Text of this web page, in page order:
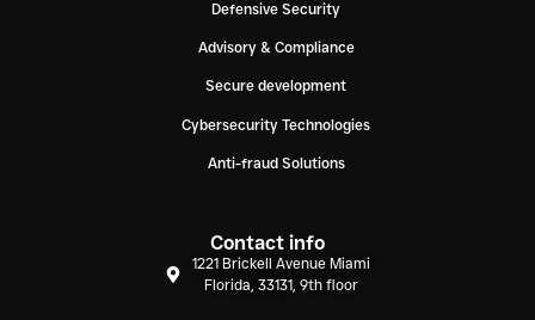
Defensive Security
Advisory & Compliance
Secure development
Cybersecurity Technologies
Anti-fraud Solutions
Contact info
1221 Brickell Avenue Miami
Florida, 33131, 9th floor